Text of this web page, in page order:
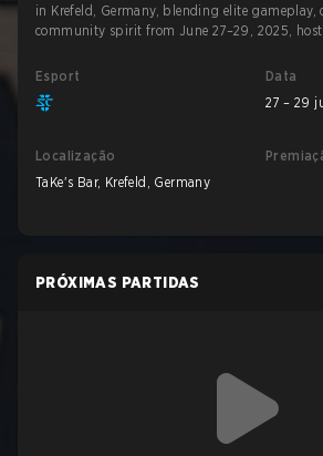
in Krefeld, Germany, blending elite gameplay,
community spirit from June 27–29, 2025,
Esport
Data
27 – 29
Localização
TaKe's Bar, Krefeld, Germany
PRÓXIMAS PARTIDAS